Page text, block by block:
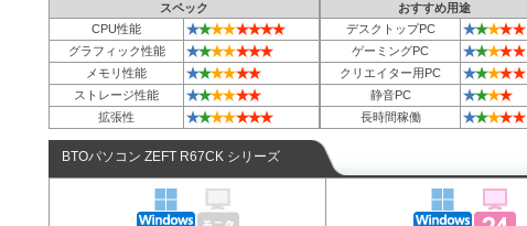
スペック おすすめ用途
CPU性能
★★★★★★★★ デスクトップPC ★★★★★
グラフィック性能
★★★★★★★ ゲーミングPC ★★★★★
メモリ性能
★★★★★★ クリエイター用PC ★★★★★
ストレージ性能
★★★★★★ 静音PC ★★★★
拡張性
★★★★★★★ 長時間稼働 ★★★★★
BTOパソコン ZEFT R67CK シリーズ